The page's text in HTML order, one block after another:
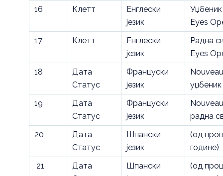
16 Клетт
Енглески
језик
Eyes
17
Клетт
Енглески
језик
Радна
Eyes
18
Дата
Статус
Француски
језик
уџбеник
19
Дата
Статус
Француски
језик
радна
20
Дата
Статус
Шпански
језик
(од
године)
21
Дата
Шпански
(од